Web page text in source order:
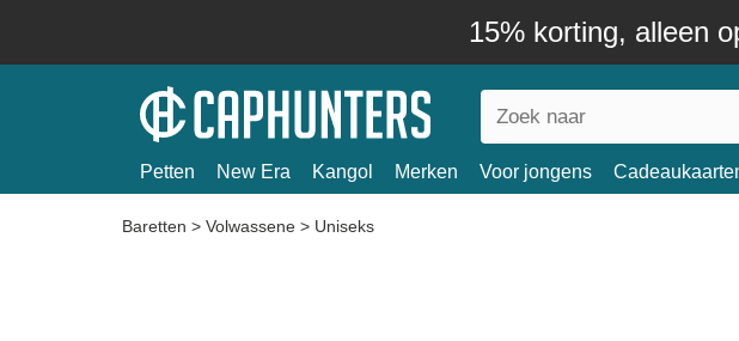
15% korting, alleen
Petten New Era Kangol Merken Voor jongens
Baretten > Volwassene > Uniseks